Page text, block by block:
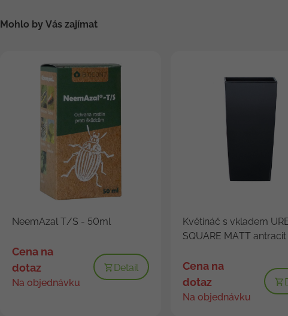
Mohlo by Vás zajímat
NeemAzal T/S - 50ml
Cena na
dotaz
Na objednávku
Detail
Květináč s vkladem
SQUARE MATT antracit
Cena na
dotaz
Na objednávku